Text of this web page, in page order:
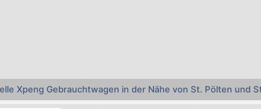
Xpeng Gebrauchtwagen in der Nähe von St. Pölten und